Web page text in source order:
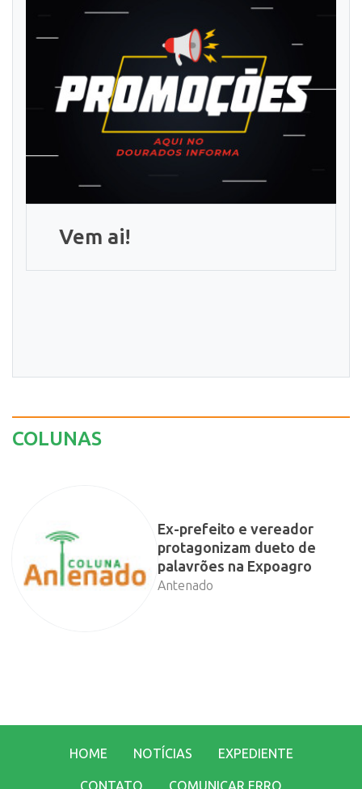
Vem ai!
COLUNAS
Ex-prefeito e vereador
protagonizam dueto de
palavrões na Expoagro
Antenado
HOME NOTÍCIAS EXPEDIENTE